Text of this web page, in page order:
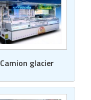
Camion glacier